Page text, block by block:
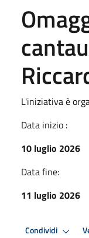
L'iniziativa è
Data inizio :
10 luglio 2026
Data fine:
11 luglio 2026
Condividi